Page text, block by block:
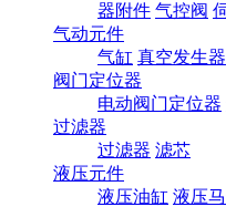
器附件 气控阀
气动元件
气缸 真空发生器
阀门定位器
电动阀门定位器
过滤器
过滤器 滤芯
液压元件
液压油缸 液压